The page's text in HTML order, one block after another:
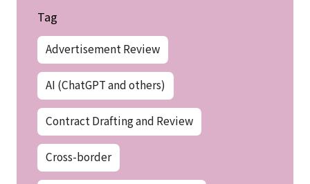
Tag
Advertisement Review
AI (ChatGPT and others)
Contract Drafting and Review
Cross-border